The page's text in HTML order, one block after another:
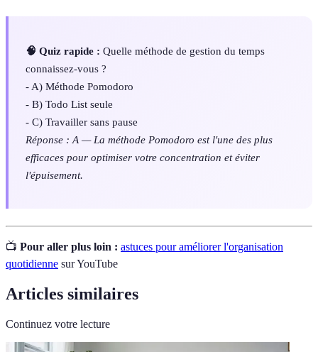
🧠 Quiz rapide : Quelle méthode de gestion du temps
connaissez-vous ?
- A) Méthode Pomodoro
- B) Todo List seule
- C) Travailler sans pause
Réponse : A — La méthode Pomodoro est l'une des plus
efficaces pour optimiser votre concentration et éviter
l'épuisement.
📺 Pour aller plus loin : astuces pour améliorer l'organisation
quotidienne sur YouTube
Articles similaires
Continuez votre lecture